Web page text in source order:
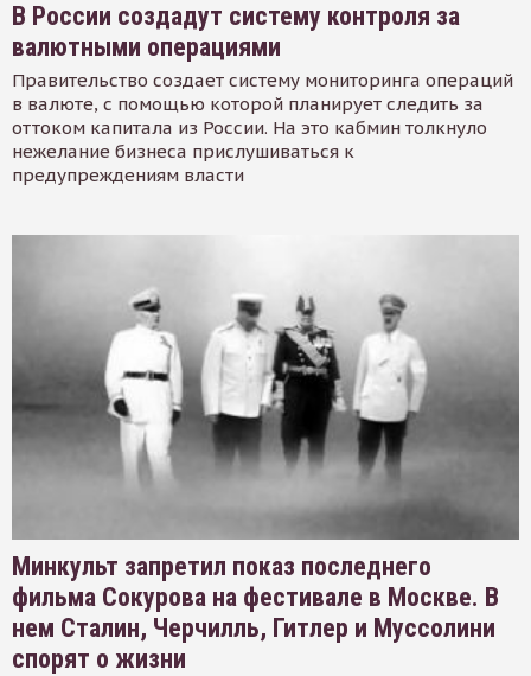
В России создадут систему контроля за
валютными операциями
Правительство создает систему мониторинга операций
в валюте, с помощью которой планирует следить за
оттоком капитала из России. На это кабмин толкнуло
нежелание бизнеса прислушиваться к
предупреждениям власти
Минкульт запретил показ последнего
фильма Сокурова на фестивале в Москве. В
нем Сталин, Черчилль, Гитлер и Муссолини
спорят о жизни